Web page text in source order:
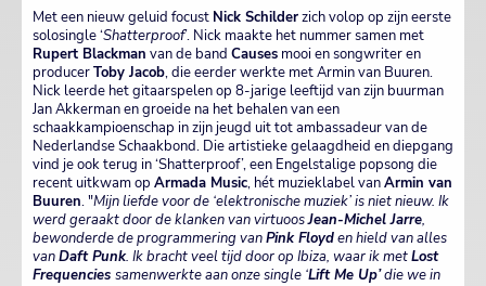
Met een nieuw geluid focust Nick Schilderzich volop op zijn eerste
solosingle ‘Shatterproof’. Nick maakte het nummer samen met
Rupert Blackman van de band Causes mooi en songwriter en
producerToby Jacob, die eerder werkte met Armin van Buuren.
Nick leerde het gitaarspelen op 8-jarige leeftijd van zijn buurman
Jan Akkerman en groeide na het behalen van een
schaakkampioenschap in zijn jeugd uit tot ambassadeur van de
Nederlandse Schaakbond. Die artistieke gelaagdheid en diepgang
vind je ook terug in ‘Shatterproof’, een Engelstalige popsong die
recent uitkwam op Armada Music, hét muzieklabel vanArmin van
Buuren. "Mijn liefde voor de ‘elektronische muziek’ is niet nieuw. Ik
werd geraakt door de klanken van virtuoosJean-Michel Jarre,
bewonderde de programmering vanPink Floyden hield van alles
vanDaft Punk. Ik bracht veel tijd door op Ibiza, waar ik metLost
Frequencies samenwerkte aan onze single ‘Lift Me Up’die we in